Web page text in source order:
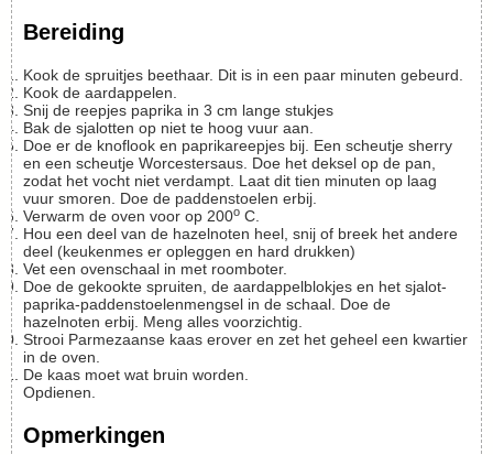
Bereiding
Kook de spruitjes beethaar. Dit is in een paar minuten gebeurd.
Kook de aardappelen.
Snij de reepjes paprika in 3 cm lange stukjes
Bak de sjalotten op niet te hoog vuur aan.
Doe er de knoflook en paprikareepjes bij. Een scheutje sherry
en een scheutje Worcestersaus. Doe het deksel op de pan,
zodat het vocht niet verdampt. Laat dit tien minuten op laag
vuur smoren. Doe de paddenstoelen erbij.
Verwarm de oven voor op 200o C.
Hou een deel van de hazelnoten heel, snij of breek het andere
deel (keukenmes er opleggen en hard drukken)
Vet een ovenschaal in met roomboter.
Doe de gekookte spruiten, de aardappelblokjes en het sjalot-
paprika-paddenstoelenmengsel in de schaal. Doe de
hazelnoten erbij. Meng alles voorzichtig.
Strooi Parmezaanse kaas erover en zet het geheel een kwartier
in de oven.
De kaas moet wat bruin worden.
Opdienen.
Opmerkingen